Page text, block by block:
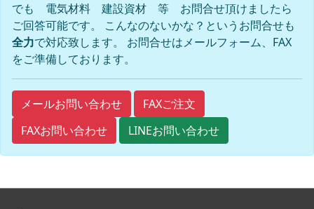
でも 電気材料 建設資材 等 お問合せ頂けましたら
ご回答可能です。 こんなのないかな？というお問合せも
全力で対応致します。 お問合せはメールフォーム、FAX
をご準備しております。
メールお問い合わせ
FAXご注文
FAXお問い合わせ
LINEお問い合わせ